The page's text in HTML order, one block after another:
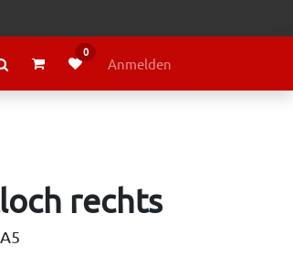
0
Anmelden
rechts